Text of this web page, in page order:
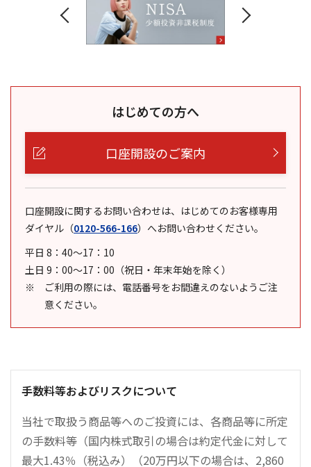
はじめての方へ
口座開設のご案内
口座開設に関するお問い合わせは、はじめてのお客様専用
ダイヤル （0120-566-166） へお問い合わせください。
平日 8：40～17：10
土日 9：00～17：00（祝日・年末年始を除く）
ご利用の際には、電話番号をお間違えのないようご注
意ください。
手数料等およびリスクについて
当社で取扱う商品等へのご投資には、各商品等に所定
の手数料等（国内株式取引の場合は約定代金に対して
最大1.43％（税込み）（20万円以下の場合は、2,860